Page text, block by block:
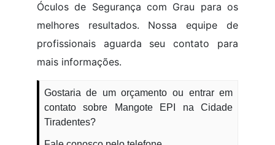
Óculos de Segurança com Grau para os
melhores resultados. Nossa equipe de
profissionais aguarda seu contato para
mais informações.
Gostaria de um orçamento ou entrar em
contato sobre Mangote EPI na Cidade
Tiradentes?